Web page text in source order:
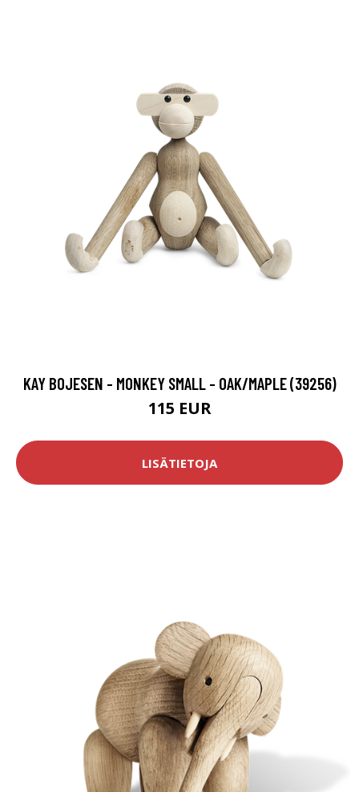
KAY BOJESEN - MONKEY SMALL - OAK/MAPLE​ (39256)
115 EUR
LISÄTIETOJA